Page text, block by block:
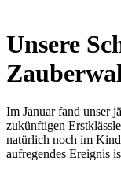
Unsere
Im Januar fand unser
zukünftigen
natürlich noch im
aufregendes Ereignis